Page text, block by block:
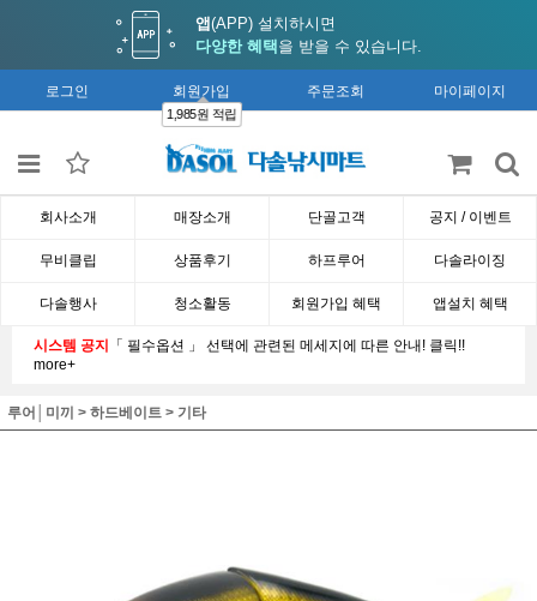
앱(APP) 설치하시면
다양한 혜택 을 받을 수 있습니다.
로그인 회원가입
1,985원 적립
주문조회 마이페이지
회사소개 매장소개 단골고객 공지 / 이벤트
무비클립 상품후기 하프루어 다솔라이징
다솔행사 청소활동 회원가입 혜택 앱설치 혜택
시스템 공지 「 필수옵션 」 선택에 관련된 메세지에 따른 안내! 클릭!!
more+
루어│미끼 > 하드베이트 > 기타